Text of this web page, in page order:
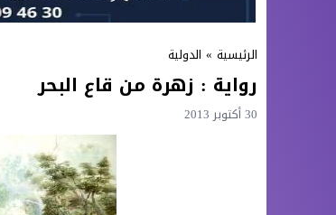
الرئيسية » الدولية
رواية : زهرة من قاع البحر
30 أكتوبر 2013